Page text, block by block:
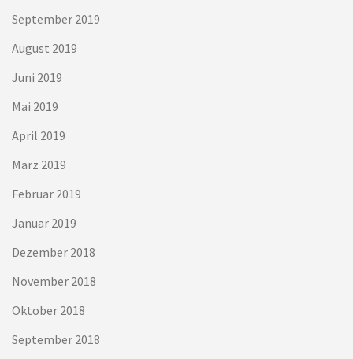
September 2019
August 2019
Juni 2019
Mai 2019
April 2019
März 2019
Februar 2019
Januar 2019
Dezember 2018
November 2018
Oktober 2018
September 2018